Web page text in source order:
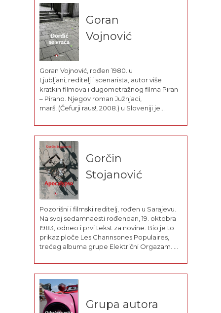
Goran
Vojnović
Goran Vojnović, rođen 1980. u
Ljubljani, reditelj i scenarista, autor više
kratkih filmova i dugometražnog filma Piran
– Pirano. Njegov roman Južnjaci,
marš! (Čefurji raus!, 2008.) u Sloveniji je
celokupne političke scene, a doneo mu je
književnu slavu u celom regionu. Njime je
2009. godine osvojio Prešernovu, kao...
Gorčin
Stojanović
Pozorišni i filmski reditelj, rođen u Sarajevu.
Na svoj sedamnaesti rođendan, 19. oktobra
1983, odneo i prvi tekst za novine. Bio je to
prikaz ploče Les Channsones Populaires,
trećeg albuma grupe Električni Orgazam. U
sledeće dve godine. Osamdesetih pisao o
filmu u zagrebačkom Oku, sarajevskim...
Grupa autora